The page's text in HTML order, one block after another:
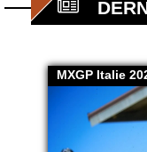
MXGP Italie